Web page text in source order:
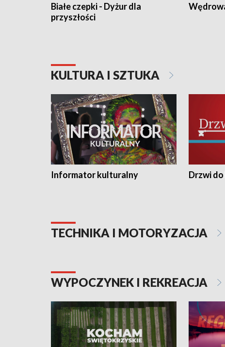
Białe czepki - Dyżur dla
przyszłości
KULTURA I SZTUKA
Informator kulturalny Drzwi
TECHNIKA I MOTORYZACJA
WYPOCZYNEK I REKREACJA